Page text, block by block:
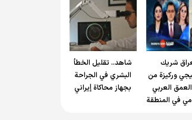
شريك
وركيزة من
العمق العربي
في المنطقة
شاهد.. تقليل الخطأ
البشري في الجراحة
بجهاز محاكاة إيراني